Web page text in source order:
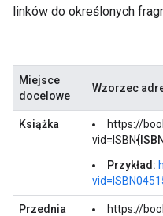
linków do określonych
Miejsce
docelowe
Wzorzec
Książka
https://
vid=ISBN
Przykład:
Przednia
https://